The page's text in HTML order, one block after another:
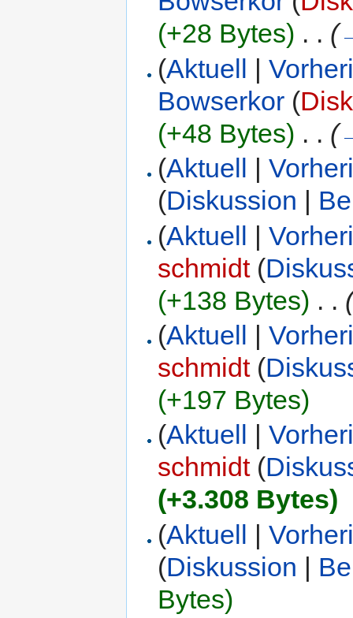
(+28 Bytes) . . (
(Aktuell |
Bowserkor (
(+48 Bytes) . . (
(Aktuell |
(Diskussion |
(Aktuell |
schmidt (
(+138 Bytes) . .
(Aktuell |
schmidt (
(+197 Bytes)
(Aktuell |
schmidt (
(+3.308 Bytes)
(Aktuell |
(Diskussion |
Bytes)